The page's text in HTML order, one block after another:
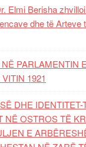
Elmi Berisha
dhe të Arteve
PARLAMENTIN E
1921
DHE IDENTITET-
NË OSTROS TË
E